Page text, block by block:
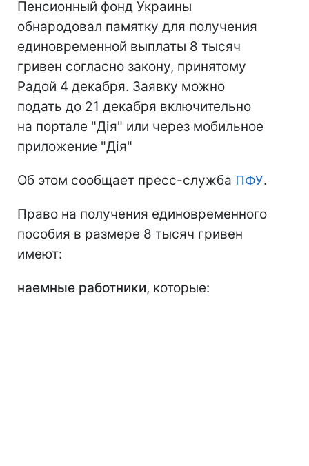
Пенсионный фонд Украины
обнародовал памятку для получения
единовременной выплаты 8 тысяч
гривен согласно закону, принятому
Радой 4 декабря. Заявку можно
подать до 21 декабря включительно
на портале "Дія" или через мобильное
приложение "Дія"
Об этом сообщает пресс-служба ПФУ.
Право на получения единовременного
пособия в размере 8 тысяч гривен
имеют:
наемные работники, которые: